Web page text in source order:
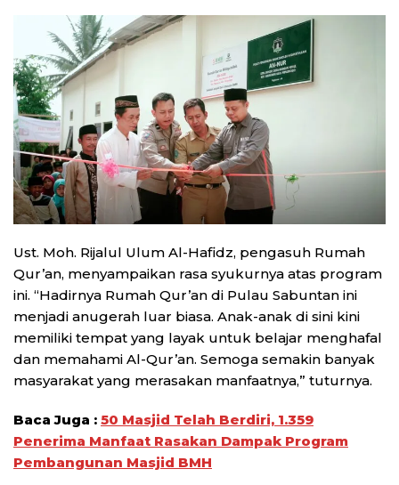
Ust. Moh. Rijalul Ulum Al-Hafidz, pengasuh Rumah
Qur’an, menyampaikan rasa syukurnya atas program
ini. “Hadirnya Rumah Qur’an di Pulau Sabuntan ini
menjadi anugerah luar biasa. Anak-anak di sini kini
memiliki tempat yang layak untuk belajar menghafal
dan memahami Al-Qur’an. Semoga semakin banyak
masyarakat yang merasakan manfaatnya,” tuturnya.
Baca Juga : 50 Masjid Telah Berdiri, 1.359
Penerima Manfaat Rasakan Dampak Program
Pembangunan Masjid BMH